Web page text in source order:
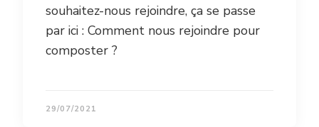
souhaitez-nous rejoindre, ça se passe
par ici : Comment nous rejoindre pour
composter ?
29/07/2021